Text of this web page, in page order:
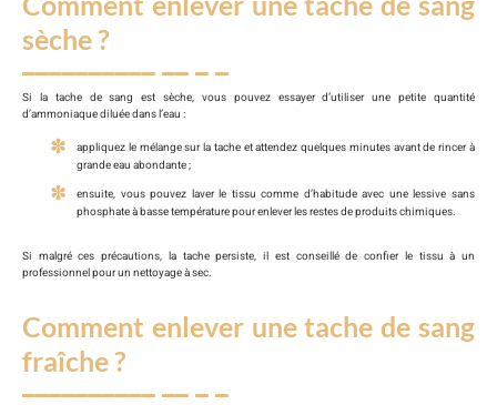
sèche ?
Si la tache de sang est sèche, vous pouvez essayer d’utiliser une petite quantité
d’ammoniaque diluée dans l’eau :
appliquez le mélange sur la tache et attendez quelques minutes avant de rincer à
grande eau abondante ;
ensuite, vous pouvez laver le tissu comme d’habitude avec une lessive sans
phosphate à basse température pour enlever les restes de produits chimiques.
Si malgré ces précautions, la tache persiste, il est conseillé de confier le tissu à un
professionnel pour un nettoyage à sec.
Comment enlever une tache de sang
fraîche ?